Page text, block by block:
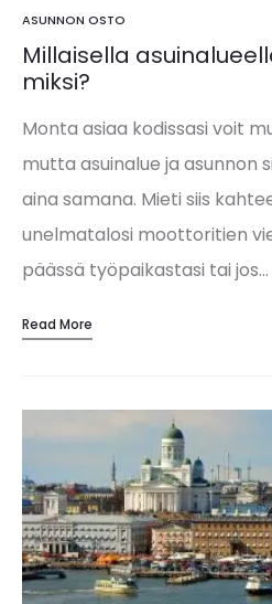
ASUNNON OSTO
Millaisella
miksi?
Monta asiaa kodissasi voit
mutta asuinalue ja asunnon
aina samana. ​Mieti siis
unelmatalosi moottoritien
päässä työpaikastasi tai jos…
Read More